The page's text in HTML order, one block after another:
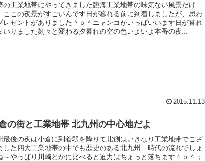
の工業地帯にやってきました臨海工業地帯の味気ない風景だけ
ここの夜景がすごいんです日が暮れる前に到着しましたが、思わ
レゼントがありました＾ｐ＾ニャンコがいっぱいいます日が暮れ
いりました刻々と変わる夕暮れの空の色いよいよ本番の夜...
2015.11.13
の街と工業地帯 北九州の中心地だよ
最後の夜は小倉に到着駅を降りて北側はいきなり工業地帯でござ
した四大工業地帯の中でも歴史のある北九州 時代の流れでしょ
～やっぱり川崎とかに比べると迫力はちょっと落ちます＾ｐ＾；